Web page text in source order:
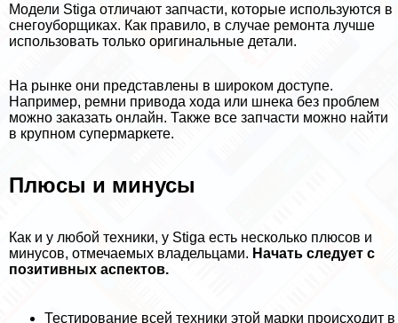
Модели Stiga отличают запчасти, которые используются в
снегоуборщиках. Как правило, в случае ремонта лучше
использовать только оригинальные детали.
На рынке они представлены в широком доступе.
Например, ремни привода хода или шнека без проблем
можно заказать онлайн. Также все запчасти можно найти
в крупном супермаркете.
Плюсы и минусы
Как и у любой техники, у Stiga есть несколько плюсов и
минусов, отмечаемых владельцами. Начать следует с
позитивных аспектов.
Тестирование всей техники этой марки происходит в